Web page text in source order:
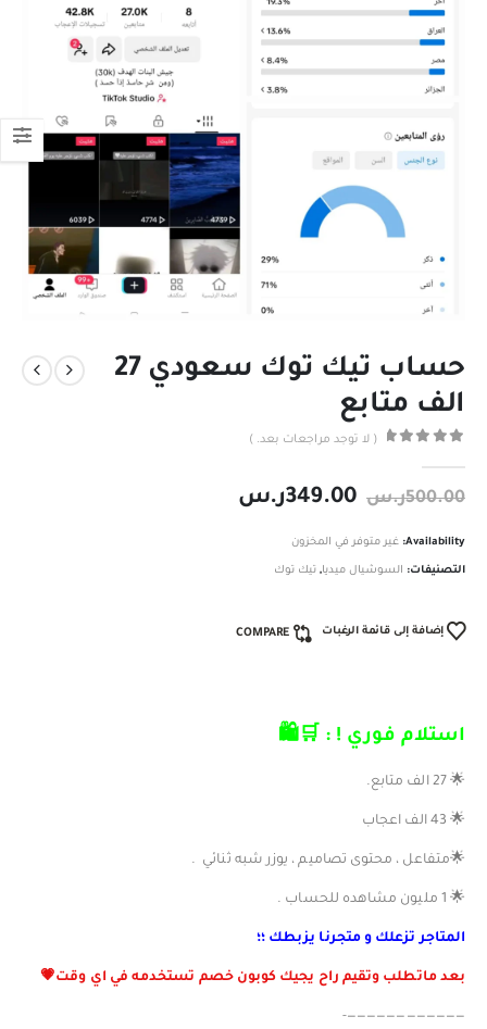
حساب تيك توك سعودي 27
الف متابع
( لا توجد مراجعات بعد. )
500.00ر.س 349.00ر.س
Availability: غير متوفر في المخزون
التصنيفات: السوشيال ميديا, تيك توك
إضافة إلى قائمة الرغبات COMPARE
استلام فوري ! : 🛒🛍️
🌟 27 الف متابع.
🌟 43 الف اعجاب
🌟متفاعل ، محتوى تصاميم ، يوزر شبه ثنائي .
🌟 1 مليون مشاهده للحساب .
المتاجر تزعلك و متجرنا يزبطك ؛؛
بعد ماتطلب وتقيم راح يجيك كوبون خصم تستخدمه في اي وقت💗
————————————-